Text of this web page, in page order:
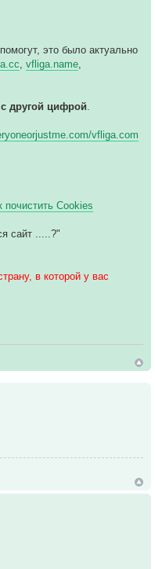
это было актуально
,vfliga.name
другой цифрой
vfliga.com
почистить Cookies
сайт .....?"
в которой у вас